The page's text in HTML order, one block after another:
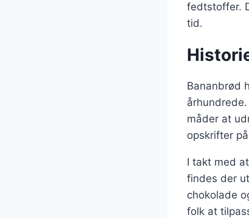
fedtstoffer.
tid.
Bananbrød
måder at
opskrifter
I takt med
findes der
chokolade
folk at